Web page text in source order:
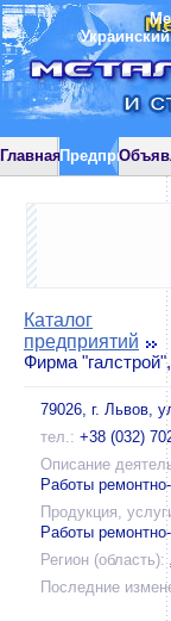
ГлавнаяПредприятия
Каталог
предприятий
Фирма
79026, г. Львов,
тел.: +38 (032)
Описание
Работы
Продукция,
Работы
Регион (область):
Последние